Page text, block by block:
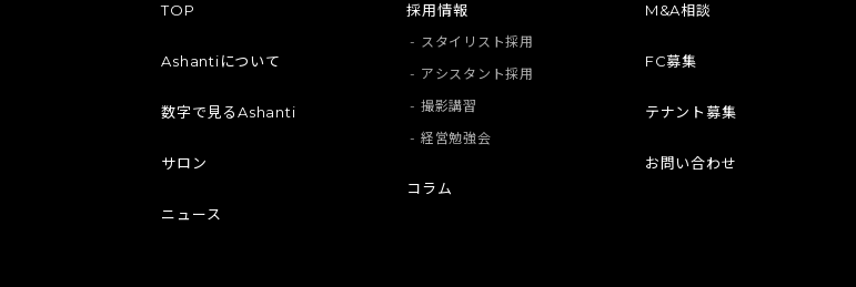
TOP
Ashantiについて
数字で見るAshanti
サロン
ニュース
採用情報
- スタイリスト採用
- アシスタント採用
- 撮影講習
- 経営勉強会
コラム
M&A相談
FC募集
テナント募集
お問い合わせ